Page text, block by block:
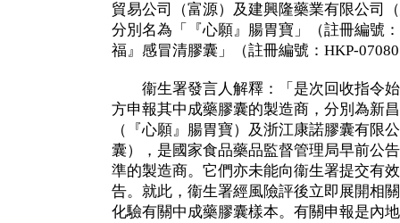
貿易公司（富源）及建興隆藥業有限公司
分別名為「『心願』腸胃寶」（註冊編號
福』感冒清膠囊」（註冊編號：HKP-
衞生署發言人解釋：「是次回收指令始
方申報其中成藥膠囊的製造商，分別為新
（『心願』腸胃寶）及浙江康諾膠囊有限
囊），是國家食品藥品監督管理局早前公
準的製造商。它們亦未能向衞生署提交有
告。就此，衞生署經風險評後立即展開相
化驗有關中成藥膠囊樣本。有關申報是內